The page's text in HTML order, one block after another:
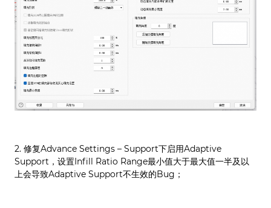
2. 修复Advance Settings – Support下启用Adaptive
Support，设置Infill Ratio Range最小值大于最大值一半及以
上会导致Adaptive Support不生效的Bug；